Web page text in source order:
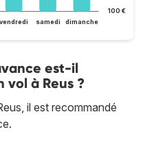
100 €
vendredi samedi dimanche
est-il
vol à Reus ?
il est recommandé